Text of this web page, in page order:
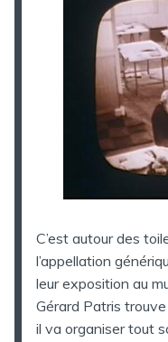
C’est autour des
l’appellation
leur exposition au
Gérard Patris trouve
il va organiser tout